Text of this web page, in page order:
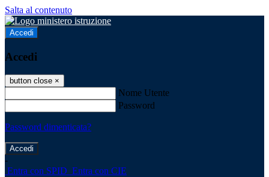
Salta al contenuto
Accedi
Accedi
button close ×
Nome Utente
Password
Password dimenticata?
-
Entra con SPID Entra con CIE